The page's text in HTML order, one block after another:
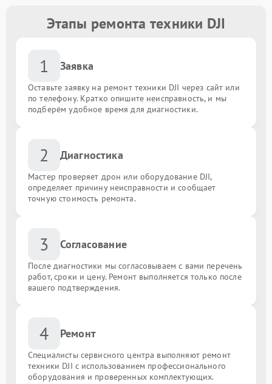
Этапы ремонта техники DJI
1 Заявка
Оставьте заявку на ремонт техники DJI через сайт или
по телефону. Кратко опишите неисправность, и мы
подберём удобное время для диагностики.
2 Диагностика
Мастер проверяет дрон или оборудование DJI,
определяет причину неисправности и сообщает
точную стоимость ремонта.
3 Согласование
После диагностики мы согласовываем с вами перечень
работ, сроки и цену. Ремонт выполняется только после
вашего подтверждения.
4 Ремонт
Специалисты сервисного центра выполняют ремонт
техники DJI с использованием профессионального
оборудования и проверенных комплектующих.